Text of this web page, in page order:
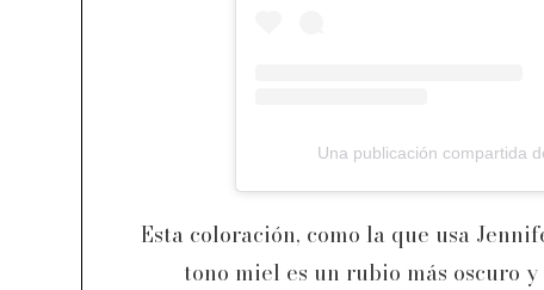
Una publicación compartida
Esta coloración, como la que usa
tono miel es un rubio más oscuro